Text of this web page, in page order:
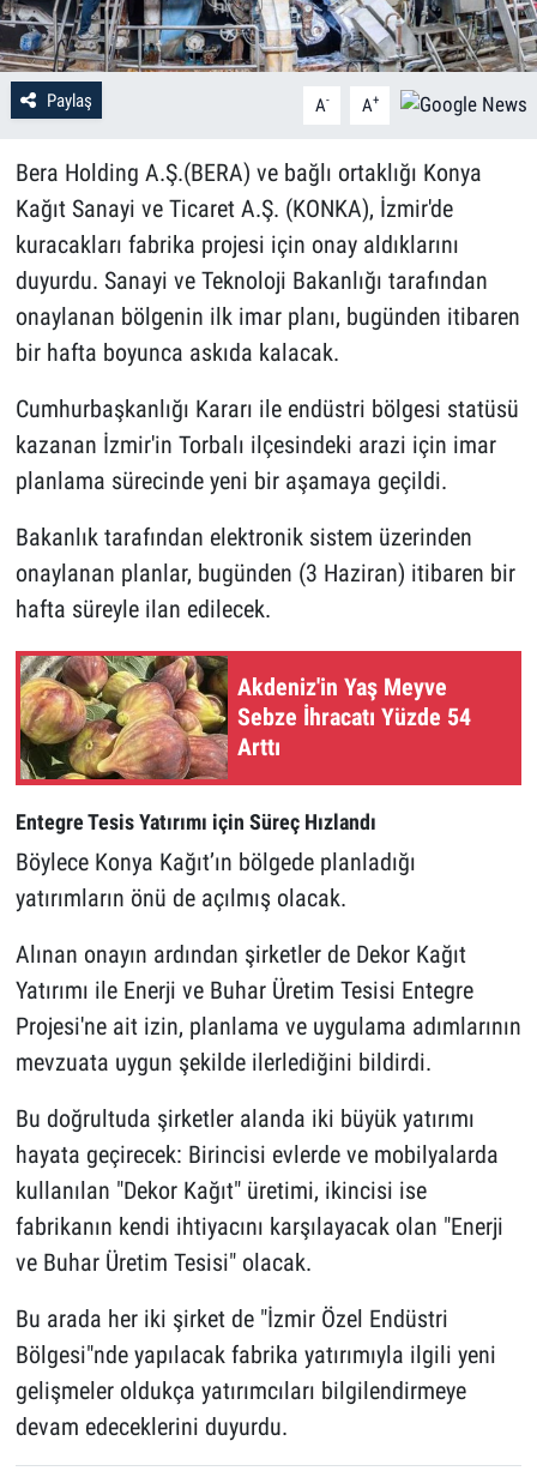
Paylaş A- A+
Bera Holding A.Ş.(BERA) ve bağlı ortaklığı Konya
Kağıt Sanayi ve Ticaret A.Ş. (KONKA), İzmir'de
kuracakları fabrika projesi için onay aldıklarını
duyurdu. Sanayi ve Teknoloji Bakanlığı tarafından
onaylanan bölgenin ilk imar planı, bugünden itibaren
bir hafta boyunca askıda kalacak.
Cumhurbaşkanlığı Kararı ile endüstri bölgesi statüsü
kazanan İzmir'in Torbalı ilçesindeki arazi için imar
planlama sürecinde yeni bir aşamaya geçildi.
Bakanlık tarafından elektronik sistem üzerinden
onaylanan planlar, bugünden (3 Haziran) itibaren bir
hafta süreyle ilan edilecek.
Akdeniz'in Yaş Meyve
Sebze İhracatı Yüzde 54
Arttı
Entegre Tesis Yatırımı için Süreç Hızlandı
Böylece Konya Kağıt’ın bölgede planladığı
yatırımların önü de açılmış olacak.
Alınan onayın ardından şirketler de Dekor Kağıt
Yatırımı ile Enerji ve Buhar Üretim Tesisi Entegre
Projesi'ne ait izin, planlama ve uygulama adımlarının
mevzuata uygun şekilde ilerlediğini bildirdi.
Bu doğrultuda şirketler alanda iki büyük yatırımı
hayata geçirecek: Birincisi evlerde ve mobilyalarda
kullanılan "Dekor Kağıt" üretimi, ikincisi ise
fabrikanın kendi ihtiyacını karşılayacak olan "Enerji
ve Buhar Üretim Tesisi" olacak.
Bu arada her iki şirket de "İzmir Özel Endüstri
Bölgesi"nde yapılacak fabrika yatırımıyla ilgili yeni
gelişmeler oldukça yatırımcıları bilgilendirmeye
devam edeceklerini duyurdu.